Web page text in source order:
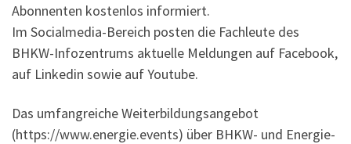
Abonnenten kostenlos informiert.
Im Socialmedia-Bereich posten die Fachleute des
BHKW-Infozentrums aktuelle Meldungen auf Facebook,
auf Linkedin sowie auf Youtube.
Das umfangreiche Weiterbildungsangebot
(https://www.energie.events) über BHKW- und Energie-